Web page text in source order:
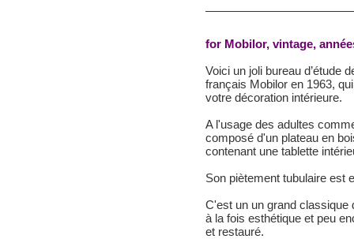
for Mobilor, vintage,
Voici un joli bureau d’étude
français Mobilor en 1963,
votre décoration intérieure.
A l'usage des adultes
composé d'un plateau en
contenant une tablette
Son piètement tubulaire est
C'est un un grand classique
à la fois esthétique et peu
et restauré.